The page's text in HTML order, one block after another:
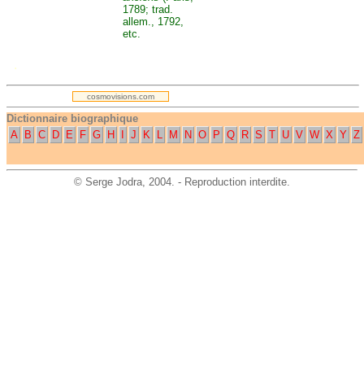
1789; trad.
allem., 1792,
etc.
.
cosmovisions.com
Dictionnaire biographique
A
B C D E F G H J K L M N O P Q R S T U V W X Y Z
© Serge Jodra, 2004. - Reproduction interdite.